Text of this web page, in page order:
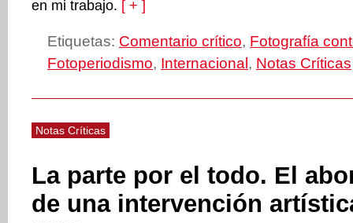
en mi trabajo. [ + ]
Etiquetas: Comentario crítico, Fotografía
Fotoperiodismo, Internacional , Notas Críticas
Notas Críticas
La parte por el todo. El
de una intervención